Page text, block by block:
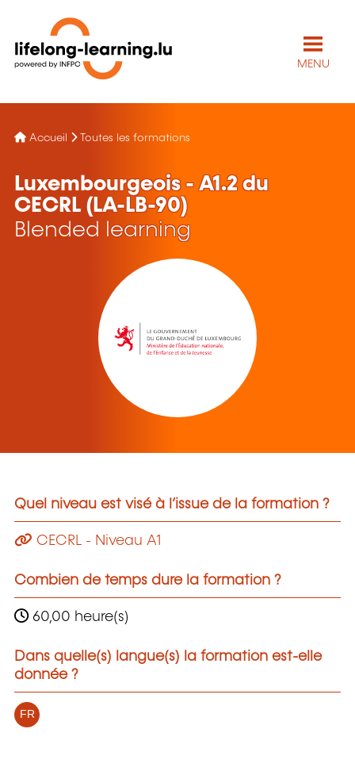
MENU
Accueil Toutes les formations
Luxembourgeois - A1.2 du
CECRL (LA-LB-90)
Blended learning
Quel niveau est visé à l’issue de la formation ?
CECRL - Niveau A1
Combien de temps dure la formation ?
60,00 heure(s)
Dans quelle(s) langue(s) la formation est-elle
donnée ?
FR